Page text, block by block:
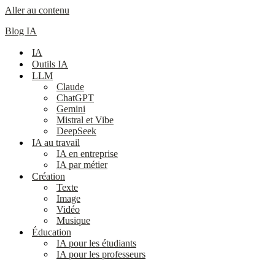
Aller au contenu
Blog IA
IA
Outils IA
LLM
Claude
ChatGPT
Gemini
Mistral et Vibe
DeepSeek
IA au travail
IA en entreprise
IA par métier
Création
Texte
Image
Vidéo
Musique
Éducation
IA pour les étudiants
IA pour les professeurs